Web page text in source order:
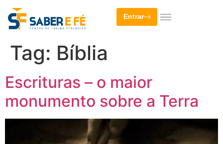
Entrar
Tag: Bíblia
Escrituras – o maior
monumento sobre a Terra